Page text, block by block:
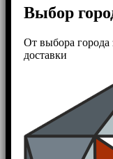
Выбор
От выбора города
доставки